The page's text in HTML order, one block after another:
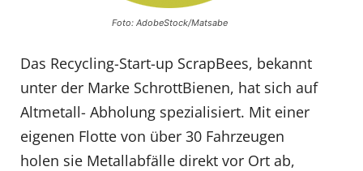
Foto: AdobeStock/Matsabe
Das Recycling-Start-up ScrapBees, bekannt
unter der Marke SchrottBienen, hat sich auf
Altmetall- Abholung spezialisiert. Mit einer
eigenen Flotte von über 30 Fahrzeugen
holen sie Metallabfälle direkt vor Ort ab,